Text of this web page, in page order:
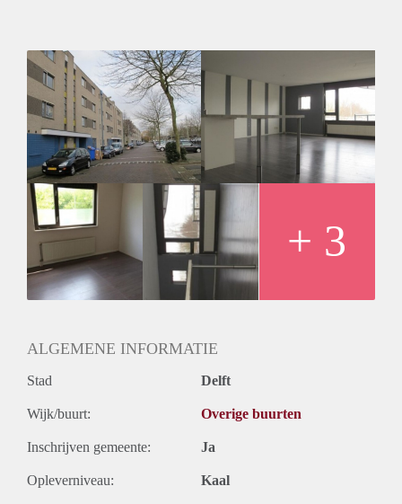
Huurtoeslag
Niet mogelijk
Inkomen eis
2,9 X Maandhuur Bruto
Huurtermijn
Onbepaalde termijn
Oplevering
Kaal
+ 3
ALGEMENE INFORMATIE
Stad Delft
Wijk/buurt: Overige buurten
Inschrijven gemeente: Ja
Opleverniveau: Kaal